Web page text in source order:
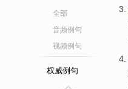
全部
音频例句
视频例句
权威例句